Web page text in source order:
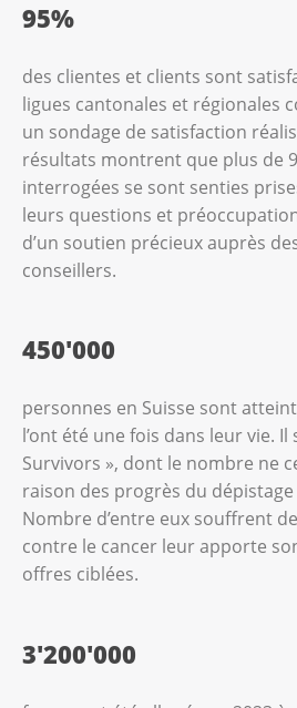
95%
des clientes et clients sont
ligues cantonales et régionales
un sondage de satisfaction
résultats montrent que plus de
interrogées se sont senties
leurs questions et
d’un soutien précieux auprès
conseillers.
450'000
personnes en Suisse sont
l’ont été une fois dans leur vie. Il
Survivors », dont le nombre ne
raison des progrès du
Nombre d’entre eux souffrent
contre le cancer leur apporte
offres ciblées.
3'200'000